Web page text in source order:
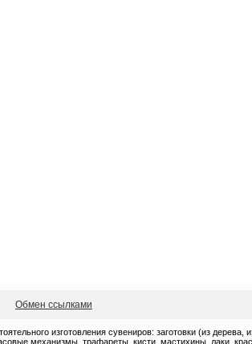
Обмен ссылками
изготовления сувениров: заготовки (из дерева,
механизмы, трафареты, кисти, мастихины, лаки,